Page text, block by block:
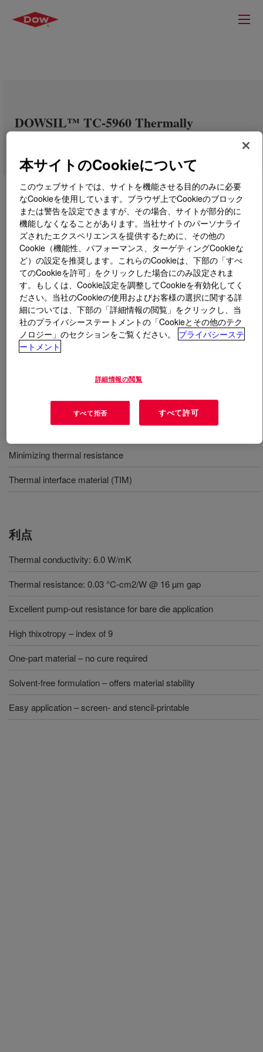
DOWSIL™ TC-5960 Thermally
Conductive Compound
とはDOWSIL™ TC-5960 Thermally Conductive
Compound?
One-part, gray, 6.0 W/mK thermally conductive
compound formulated to dissipate heat in bare die
Conductive Compound is non-curing, with low thermal
Minimizing thermal resistance
Thermal interface material (TIM)
利点
Thermal conductivity: 6.0 W/mK
Thermal resistance: 0.03 °C-cm2/W @ 16 µm gap
Excellent pump-out resistance for bare die application
High thixotropy – index of 9
One-part material – no cure required
Solvent-free formulation – offers material stability
Easy application – screen- and stencil-printable
本サイトのCookieについて
このウェブサイトでは、サイトを機能させる目的のみに必要
なCookieを使用しています。ブラウザ上でCookieのブロック
または警告を設定できますが、その場合、サイトが部分的に
機能しなくなることがあります。当社サイトのパーソナライ
ズされたエクスペリエンスを提供するために、その他の
Cookie（機能性、パフォーマンス、ターゲティングCookieな
ど）の設定を推奨します。これらのCookieは、下部の「すべ
てのCookieを許可」をクリックした場合にのみ設定されま
す。もしくは、Cookie設定を調整してCookieを有効化してく
ださい。当社のCookieの使用およびお客様の選択に関する詳
細については、下部の「詳細情報の閲覧」をクリックし、当
社のプライバシーステートメントの「Cookieとその他のテク
ノロジー」のセクションをご覧ください。
プライバシーステ
ートメント
詳細情報の閲覧
すべて拒否 すべて許可